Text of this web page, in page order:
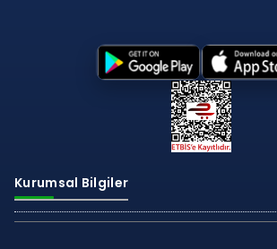
Kurumsal Bilgiler